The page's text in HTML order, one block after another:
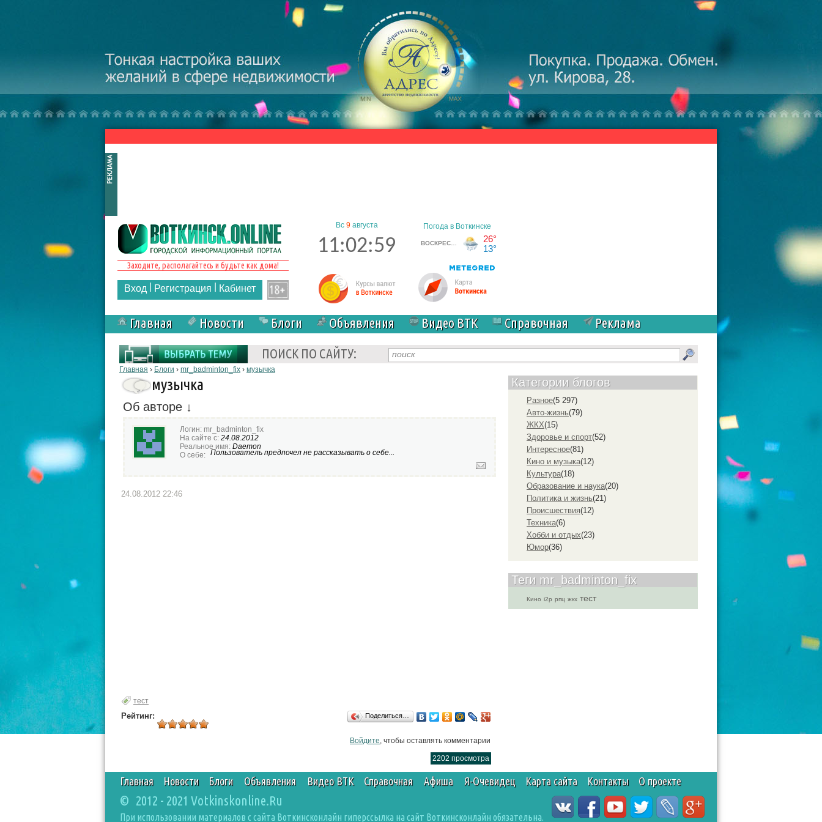
Заходите, располагайтесь и будьте как дома!
Вход Регистрация Кабинет
Вс 9августа
11:02:59
Главная Новости Блоги Объявления Видео ВТК Справочная
Реклама
ПОИСК ПО САЙТУ:
Форма поиска
Вы здесь
Главная › Блоги › mr_badminton_fix › музычка
музычка
Об авторе ↓
Логин: mr_badminton_fix
На сайте с: 24.08.2012
Реальное имя: Daemon
О себе: Пользователь предпочел не рассказывать о себе...
24.08.2012 22:46
тест
Рейтинг: Поделиться…
Войдите, чтобы оставлять комментарии
2202 просмотра
Категории блогов
Разное(5 297)
Авто-жизнь(79)
ЖКХ(15)
Здоровье и спорт(52)
Интересное(81)
Кино и музыка(12)
Культура(18)
Образование и наука(20)
Политика и жизнь(21)
Проиcшествия(12)
Техника(6)
Хобби и отдых(23)
Юмор(36)
Теги mr_badminton_fix
Кино i2p рпц жкх тест
Главная Новости Блоги Объявления Видео ВТК Справочная Афиша Я-Очевидец Карта сайта Контакты О проекте
© 2012 - 2021 Votkinskonline.Ru
При использовании материалов с сайта Воткинсконлайн гиперссылка на сайт Воткинсконлайн обязательна.